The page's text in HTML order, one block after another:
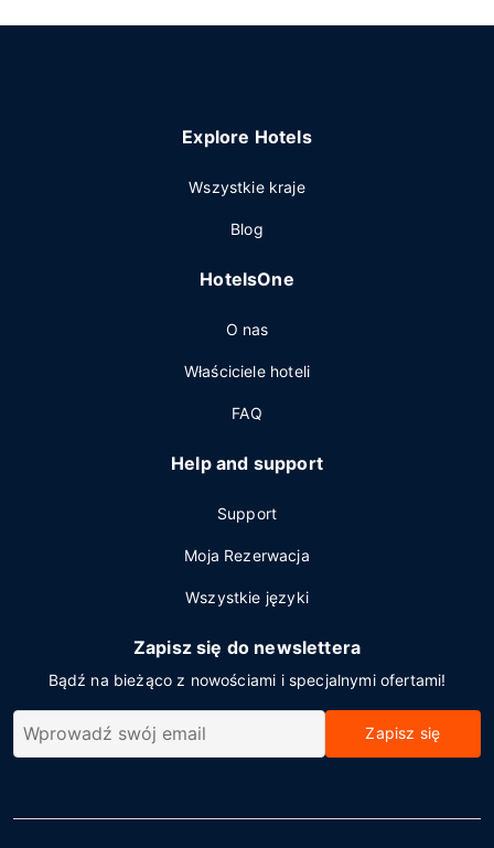
Explore Hotels
Wszystkie kraje
Blog
HotelsOne
O nas
Właściciele hoteli
FAQ
Help and support
Support
Moja Rezerwacja
Wszystkie języki
Zapisz się do newslettera
Bądź na bieżąco z nowościami i specjalnymi ofertami!
Zapisz się